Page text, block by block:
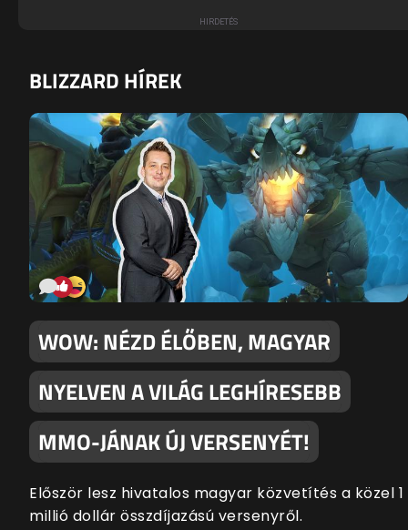
BLIZZARD HÍREK
WOW: NÉZD ÉLŐBEN, MAGYAR
NYELVEN A VILÁG LEGHÍRESEBB
MMO-JÁNAK ÚJ VERSENYÉT!
Először lesz hivatalos magyar közvetítés a közel 1
millió dollár összdíjazású versenyről.